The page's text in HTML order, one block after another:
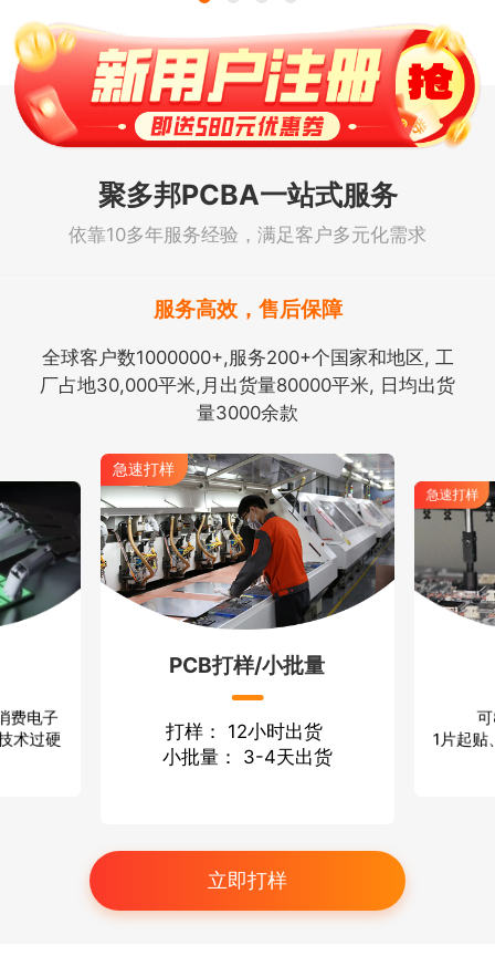
聚多邦PCBA一站式服务
依靠10多年服务经验，满足客户多元化需求
服务高效，售后保障
全球客户数1000000+,服务200+个国家和地区, 工
厂占地30,000平米,月出货量80000平米, 日均出货
量3000余款
费电子
术过硬
急速打样
PCB打样/小批量
打样： 12小时出货
小批量： 3-4天出货
急速打样
1片起贴
立即打样